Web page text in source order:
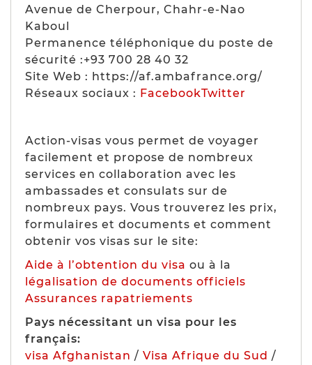
Avenue de Cherpour, Chahr-e-Nao
Kaboul
Permanence téléphonique du poste de
sécurité :+93 700 28 40 32
Site Web : https://af.ambafrance.org/
Réseaux sociaux : FacebookTwitter
Action-visas vous permet de voyager
facilement et propose de nombreux
services en collaboration avec les
ambassades et consulats sur de
nombreux pays. Vous trouverez les prix,
formulaires et documents et comment
obtenir vos visas sur le site:
Aide à l’obtention du visa ou à la
légalisation de documents officiels
Assurances rapatriements
Pays nécessitant un visa pour les
français:
visa Afghanistan / Visa Afrique du Sud /